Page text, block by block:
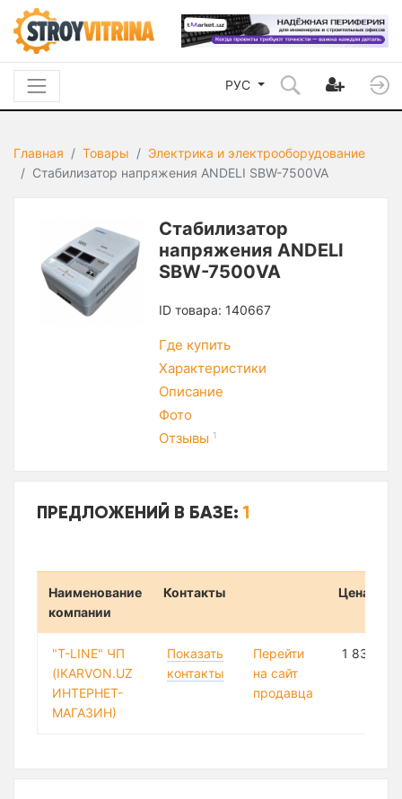
РУС
Главная Товары
Электрика и электрооборудование
Стабилизатор напряжения ANDELI SBW-7500VA
Стабилизатор
напряжения ANDELI
SBW-7500VA
ID товара: 140667
Где купить
Характеристики
Описание
Фото
Отзывы 1
ПРЕДЛОЖЕНИЙ В БАЗЕ:1
Наименование
компании
Контакты Цена
"T-LINE" ЧП
(IKARVON.UZ
ИНТЕРНЕТ-
МАГАЗИН)
Показать
контакты
Перейти
на сайт
продавца
1 838